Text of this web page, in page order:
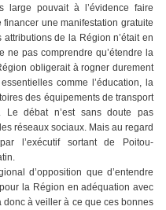
pouvait à l’évidence faire
une manifestation gratuite
de la Région n’était en
ne pas comprendre qu’étendre la
obligerait à rogner durement
comme l’éducation, la
des équipements de transport
Le débat n’est sans doute pas
réseaux sociaux. Mais au regard
l’exécutif sortant de Poitou-
d’opposition que d’entendre
la Région en adéquation avec
donc à veiller à ce que ces bonnes